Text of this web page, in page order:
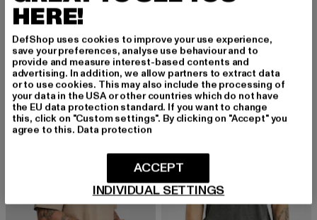
URBAN CLASSICS
Tall
12,99 EUR
Derzeitiger Preis: 12,99 EUR
19,99 EURAktionspreis: 19,99 EUR
12,99 EUR
Derzeitiger Preis: 12,99 EUR
19,99 EURAktionspreis:
NEU -30% NEU -35%
HERE!
DefShop uses cookies to improve your use experience,
save your preferences, analyse use behaviour and to
provide and measure interest-based contents and
advertising. In addition, we allow partners to extract data
or to use cookies. This may also include the processing of
your data in the USA or other countries which do not have
the EU data protection standard. If you want to change
this, click on "Custom settings". By clicking on "Accept" you
agree to this. Data protection
INDIVIDUAL SETTINGS
ACCEPT